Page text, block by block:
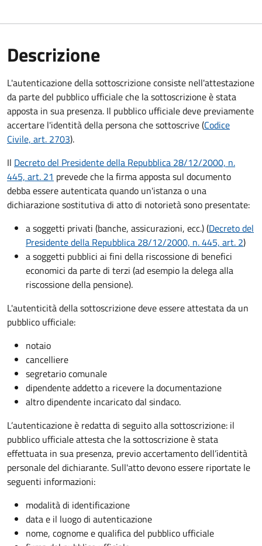
Descrizione
L'autenticazione della sottoscrizione consiste nell'attestazione
da parte del pubblico ufficiale che la sottoscrizione è stata
apposta in sua presenza. Il pubblico ufficiale deve previamente
accertare l'identità della persona che sottoscrive (Codice
Civile, art. 2703).
Il Decreto del Presidente della Repubblica 28/12/2000, n.
445, art. 21 prevede che la firma apposta sul documento
debba essere autenticata quando un'istanza o una
dichiarazione sostitutiva di atto di notorietà sono presentate:
a soggetti privati​​​​​ (banche, assicurazioni, ecc.) (Decreto del
Presidente della Repubblica 28/12/2000, n. 445, art. 2)
a soggetti pubblici ai fini della riscossione di benefici
economici da parte di terzi (ad esempio la delega alla
riscossione della pensione).
L'autenticità della sottoscrizione deve essere attestata da un
pubblico ufficiale:
notaio
cancelliere
segretario comunale
dipendente addetto a ricevere la documentazione
altro dipendente incaricato dal sindaco.
L’autenticazione è redatta di seguito alla sottoscrizione: il
pubblico ufficiale attesta che la sottoscrizione è stata
effettuata in sua presenza, previo accertamento dell’identità
personale del dichiarante. Sull'atto devono essere riportate le
seguenti informazioni:
modalità di identificazione
data e il luogo di autenticazione
nome, cognome e qualifica del pubblico ufficiale